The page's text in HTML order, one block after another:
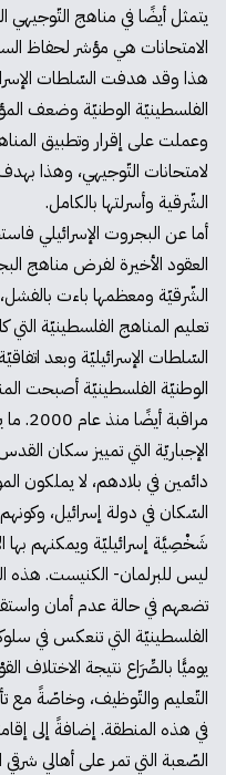
يتمثل أيضًا في مناهج
الامتحانات هي مؤشر لحفاظ
هذا وقد هدفت السّلطات
الفلسطينيّة الوطنيّة وضعف
وعملت على إقرار وتطبيق
لامتحانات التّوجيهي، وهذا
الشّرقية وأسرلتها بالكامل.
أما عن البجروت الإسرائيلي
العقود الأخيرة لفرض مناهج
الشّرقيّة ومعظمها باءت
السّلطات الإسرائيليّة وبعد
الوطنيّة الفلسطينيّة أصبحت
الإجباريّة التي تمييز سكان
دائمين في بلادهم، لا يملكون
السّكان في دولة إسرائيل،
شَخْصِيَّة إسرائيليّة ويمكنهم
ليس للبرلمان- الكنيست. هذه
تضعهم في حالة عدم أمان
الفلسطينيّة التي تنعكس في
يوميًّا بالصِّرَاع نتيجة الاختلاف
التّعليم والتّوظيف، وخاصّةً مع
في هذه المنطقة. إضافةً إلى
الصّعبة التي تمر على أهالي